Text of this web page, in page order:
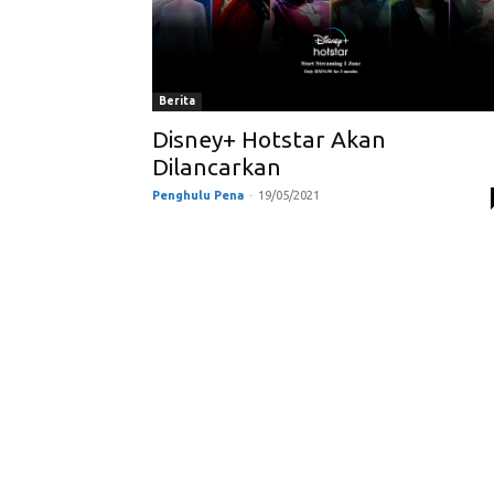
Berita
Disney+ Hotstar Akan
Dilancarkan
Penghulu Pena - 19/05/2021